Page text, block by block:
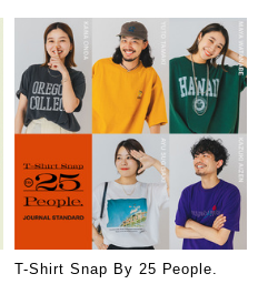
T-Shirt Snap By 25 People.